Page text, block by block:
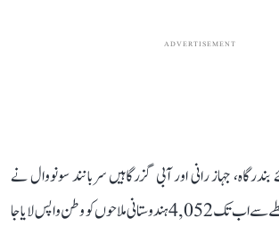
ADVERTISEMENT
جہاز رانی اور آبی گزرگاہیں سربانند سونووال نے
پارلیمنٹ کو بتایا کہ خلیجی خطے سے اب تک 4,052 ہندوستانی ملاحوں کو وطن واپس لایا جا